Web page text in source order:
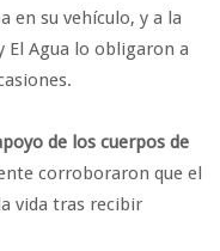
en su vehículo, y a la
El Agua lo obligaron a
de los cuerpos de
corroboraron que el
vida tras recibir